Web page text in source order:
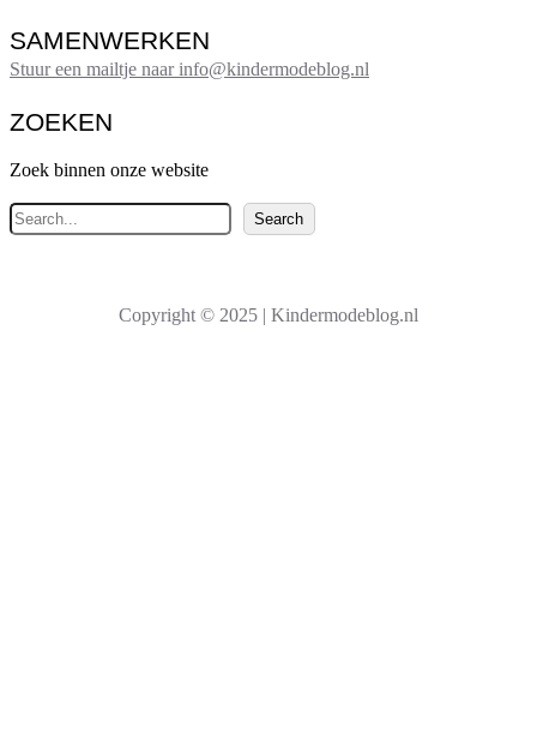
SAMENWERKEN
Stuur een mailtje naar info@kindermodeblog.nl
ZOEKEN
Zoek binnen onze website
Z
o
e
Search
Copyright © 2025 | Kindermodeblog.nl